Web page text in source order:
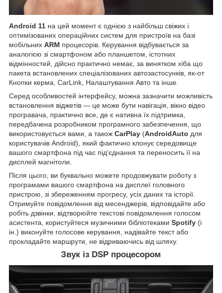
Android 11 на цей момент є однією з найбільш свіжих і
оптимізованих операційних систем для пристроїв на базі
мобільних ARM процесорів. Керування відбувається за
аналогією зі смартфоном або планшетом, істотних
відмінностей, дійсно практично немає, за винятком хіба що
пакета встановлених спеціалізованих автозастосунків, як-от
Кнопки керма, CarLink, Налаштування Авто та інше.
Серед особливостей інтерфейсу, можна зазначити можливість
встановлення віджетів — це може бути навігація, вікно відео
програвача, практично все, де є нативна їх підтримка,
передбачена розробником програмного забезпечення, що
використовується вами, а також CarPlay (AndroidAuto для
користувачів Android), який фактично клонує середовище
вашого смартфона під час під'єднання та переносить її на
дисплей магнітоли.
Після цього, ви буквально можете продовжувати роботу з
програмами вашого смартфона на дисплеї головного
пристрою, зі збереженням прогресу, усіх даних та історії.
Отримуйте повідомлення від месенджерів, відповідайте або
робіть дзвінки, відтворюйте текстові повідомлення голосом
асистента, користуйтеся музичними бібліотеками Spotify (і
ін.) виконуйте голосове керування, надівайте текст або
прокладайте маршрути, не відриваючись від шляху.
Звук із DSP процесором